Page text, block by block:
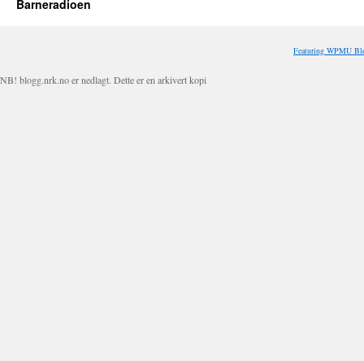
Barneradioen
Featuring WPMU
NB! blogg.nrk.no er nedlagt. Dette er en arkivert kopi